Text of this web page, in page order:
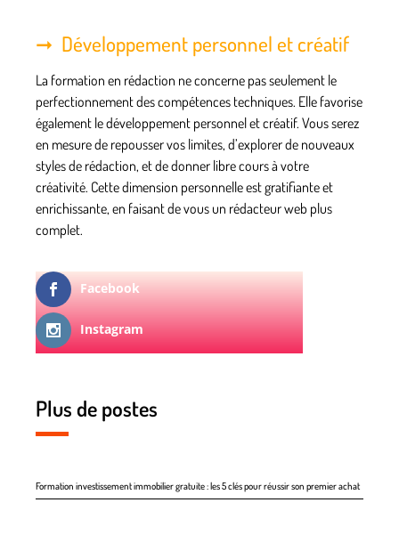
Développement personnel et créatif
La formation en rédaction ne concerne pas seulement le
perfectionnement des compétences techniques. Elle favorise
également le développement personnel et créatif. Vous serez
en mesure de repousser vos limites, d’explorer de nouveaux
styles de rédaction, et dedonner libre cours à votre
créativité. Cette dimension personnelle est gratifiante et
enrichissante, en faisant de vous un rédacteur web plus
complet.
Facebook
Instagram
Plus de postes
Formation investissement immobilier gratuite : les 5 clés pour réussir son premier achat